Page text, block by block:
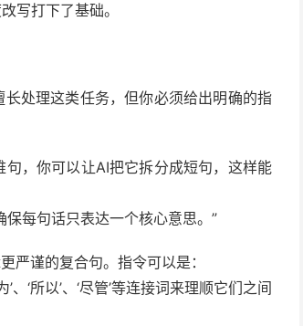
写打下了基础。
处理这类任务，但你必须给出明确的指
，你可以让AI把它拆分成短句，这样能
每句话只表达一个核心意思。”
严谨的复合句。指令可以是：
‘所以’、‘尽管’等连接词来理顺它们之间